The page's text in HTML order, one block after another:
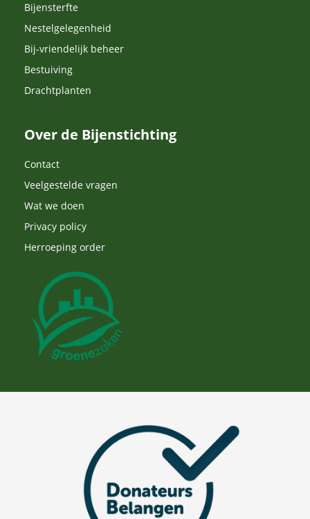
Bijensterfte
Nestelgelegenheid
Bij-vriendelijk beheer
Bestuiving
Drachtplanten
Over de Bijenstichting
Contact
Veelgestelde vragen
Wat we doen
Privacy policy
Herroeping order